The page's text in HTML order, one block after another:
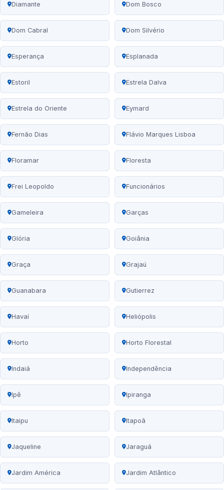
Diamante Dom Bosco
Dom Cabral Dom Silvério
Esperança Esplanada
Estoril Estrela Dalva
Estrela do Oriente Eymard
Fernão Dias Flávio Marques Lisboa
Floramar Floresta
Frei Leopoldo Funcionários
Gameleira Garças
Glória Goiânia
Graça Grajaú
Guanabara Gutierrez
Havaí Heliópolis
Horto Horto Florestal
Indaiá Independência
Ipê Ipiranga
Itaipu Itapoã
Jaqueline Jaraguá
Jardim América Jardim Atlântico